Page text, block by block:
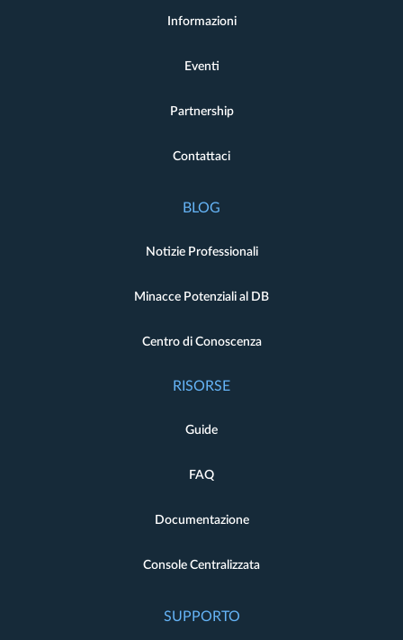
Informazioni
Eventi
Partnership
Contattaci
BLOG
Notizie Professionali
Minacce Potenziali al DB
Centro di Conoscenza
RISORSE
Guide
FAQ
Documentazione
Console Centralizzata
SUPPORTO